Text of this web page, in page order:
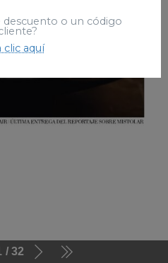
32
descuento o un código
clic aquí